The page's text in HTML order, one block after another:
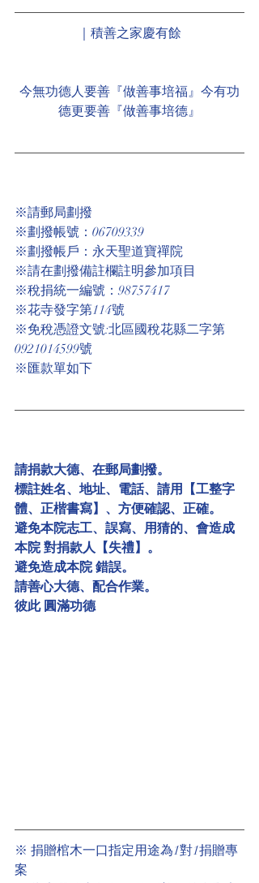
｜積善之家慶有餘
今無功德人要善『做善事培福』今有功
德更要善『做善事培德』
※請郵局劃撥
※劃撥帳號：06709339
※劃撥帳戶：永天聖道寶禪院
※請在劃撥備註欄註明參加項目
※稅捐統一編號：98757417
※花寺發字第114號
※免稅憑證文號:北區國稅花縣二字第
0921014599號
※匯款單如下
請捐款大德、在郵局劃撥。
標註姓名、地址、電話、請用【工整字
體、正楷書寫】、方便確認、正確。
避免本院志工、誤寫、用猜的、會造成
本院 對捐款人【失禮】。
避免造成本院 錯誤。
請善心大德、配合作業。
彼此 圓滿功德
※ 捐贈棺木一口指定用途為1對1捐贈專
案